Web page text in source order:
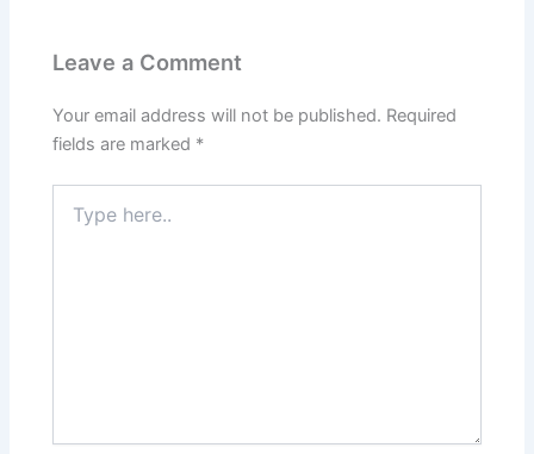
Leave a Comment
Your email address will not be published. Required
fields are marked *
here..